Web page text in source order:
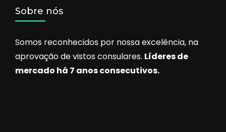
Sobre nós
Somos reconhecidos por nossa excelência, na
aprovação de vistos consulares. Líderes de
mercado há 7 anos consecutivos.